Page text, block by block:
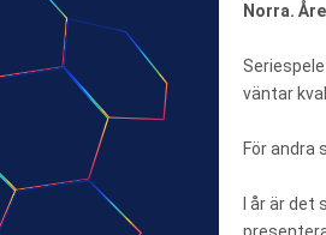
Norra.
väntar
För andra
I år är